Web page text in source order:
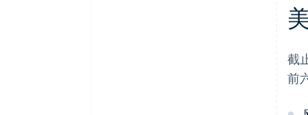
截
前